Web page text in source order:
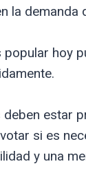
la demanda
popular hoy
deben estar
si es
y una